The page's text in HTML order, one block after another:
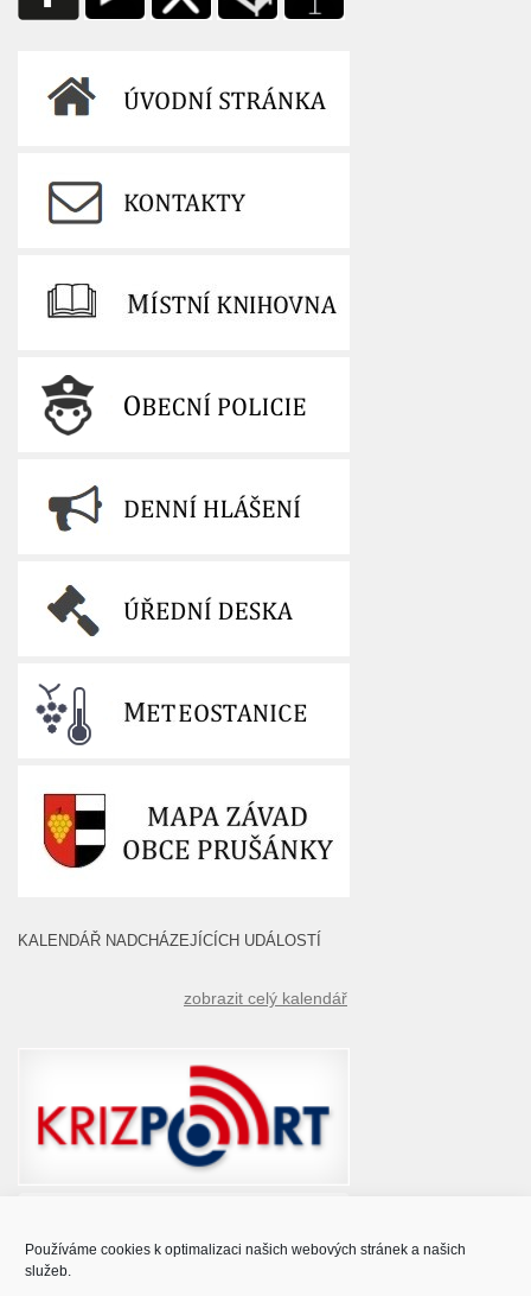
Používáme cookies k optimalizaci našich webových stránek a našich
služeb.
KALENDÁŘ NADCHÁZEJÍCÍCH UDÁLOSTÍ
zobrazit celý kalendář